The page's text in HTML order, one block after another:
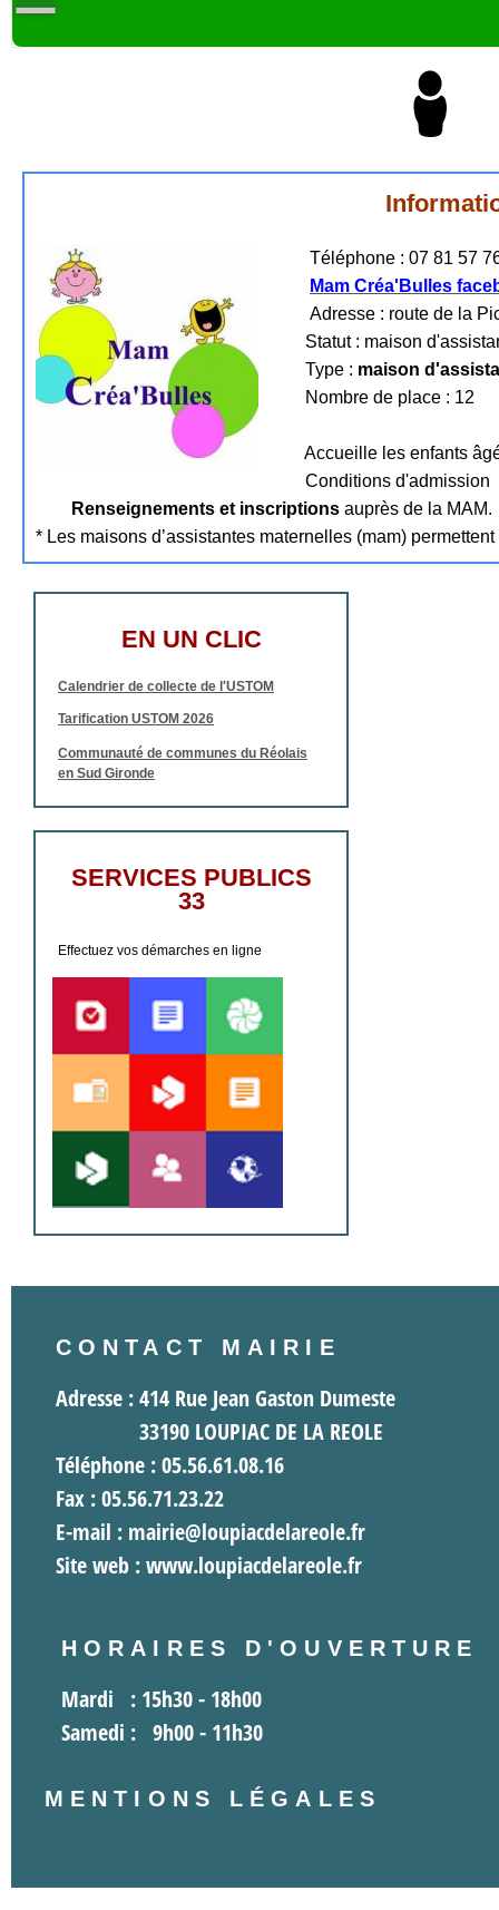
Téléphone : 07 81 57
Mam Créa'Bulles
Adresse : route de la
Statut : maison
Type : maison
Nombre de place : 12
Accueille les enfants
Conditions d'admission
Renseignements et inscriptions auprès de la MAM.
* Les maisons d’assistantes maternelles (mam)
EN UN CLIC
Calendrier de collecte de l'USTOM
Tarification USTOM 2026
Communauté de communes du Réolais
en Sud Gironde
SERVICES PUBLICS
33
Effectuez vos démarches en ligne
CONTACT MAIRIE
Adresse : 414 Rue Jean Gaston Dumeste
33190 LOUPIAC DE LA REOLE
Téléphone : 05.56.61.08.16
Fax : 05.56.71.23.22
E-mail : mairie@loupiacdelareole.fr
Site web : www.loupiacdelareole.fr
HORAIRES D'OUVERTURE
Mardi : 15h30 - 18h00
Samedi : 9h00 - 11h30
MENTIONS LÉGALES